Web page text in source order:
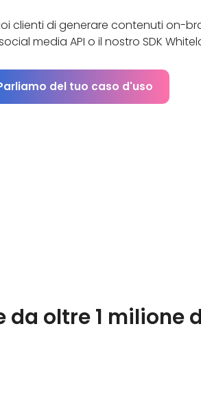
clienti di generare contenuti on-
media API o il nostro SDK
del tuo caso d'uso
da oltre 1